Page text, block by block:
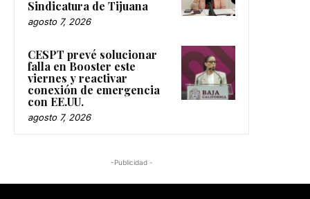
Sindicatura de Tijuana
agosto 7, 2026
CESPT prevé solucionar
falla en Booster este
viernes y reactivar
conexión de emergencia
con EE.UU.
agosto 7, 2026
-Publicidad -